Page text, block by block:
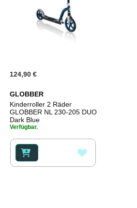
124,90 €
GLOBBER
Kinderroller 2 Räder
GLOBBER NL 230-205 DUO
Dark Blue
Verfügbar.
WUNSCHLISTE